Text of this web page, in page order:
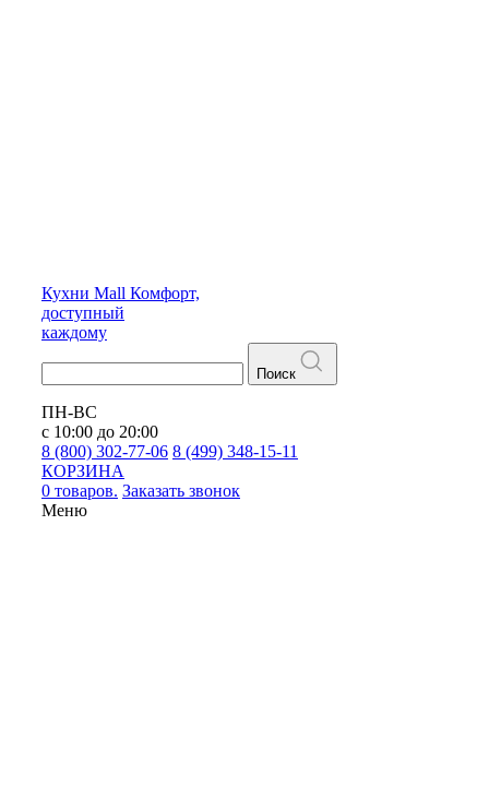
Кухни Mall Комфорт,
доступный
каждому
Поиск
ПН-ВС
с 10:00 до 20:00
8 (800) 302-77-06 8 (499) 348-15-11
КОРЗИНА
0 товаров. Заказать звонок
Меню